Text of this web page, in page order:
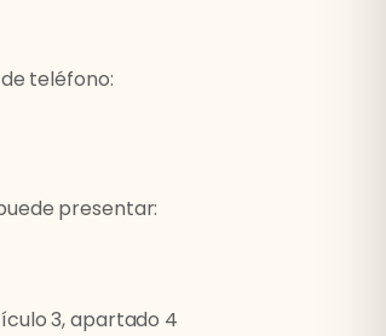
teléfono:
presentar:
3, apartado 4